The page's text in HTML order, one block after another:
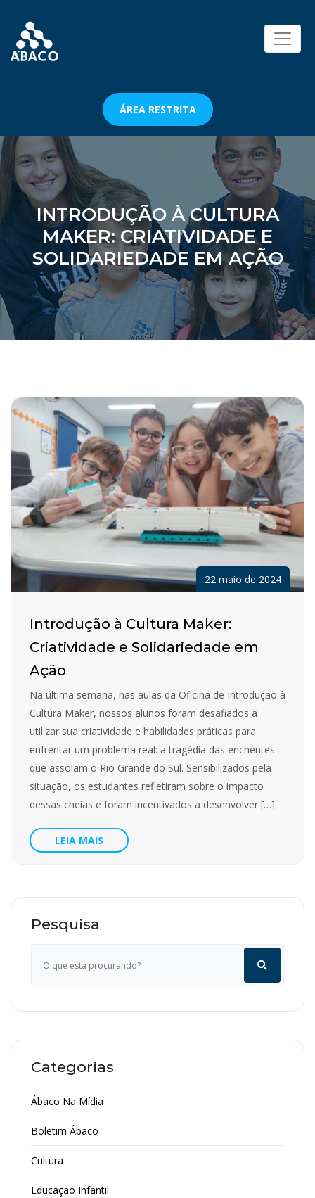
ÁREA RESTRITA
INTRODUÇÃO À CULTURA
MAKER: CRIATIVIDADE E
SOLIDARIEDADE EM AÇÃO
22 maio de 2024
Introdução à Cultura Maker:
Criatividade e Solidariedade em
Ação
Na última semana, nas aulas da Oficina de Introdução à
Cultura Maker, nossos alunos foram desafiados a
utilizar sua criatividade e habilidades práticas para
enfrentar um problema real: a tragédia das enchentes
que assolam o Rio Grande do Sul. Sensibilizados pela
situação, os estudantes refletiram sobre o impacto
dessas cheias e foram incentivados a desenvolver […]
LEIA MAIS
Pesquisa
Categorias
Ábaco Na Mídia
Boletim Ábaco
Cultura
Educação Infantil